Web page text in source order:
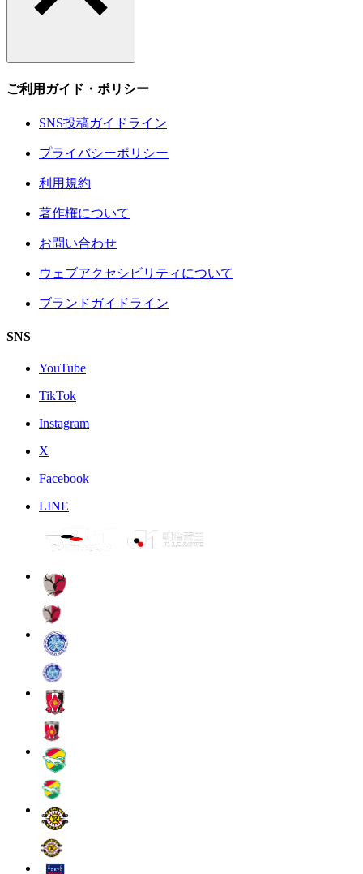
ご利用ガイド・ポリシー
SNS投稿ガイドライン
プライバシーポリシー
利用規約
著作権について
お問い合わせ
ウェブアクセシビリティについて
ブランドガイドライン
SNS
YouTube
TikTok
Instagram
X
Facebook
LINE